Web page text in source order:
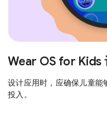
Wear OS for Kids
设计应用时，应确保儿童能
投入。